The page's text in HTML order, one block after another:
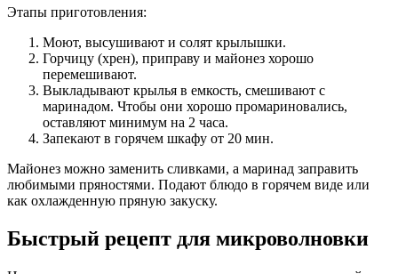
Этапы приготовления:
Моют, высушивают и солят крылышки.
Горчицу (хрен), приправу и майонез хорошо
перемешивают.
Выкладывают крылья в емкость, смешивают с
маринадом. Чтобы они хорошо промариновались,
оставляют минимум на 2 часа.
Запекают в горячем шкафу от 20 мин.
Майонез можно заменить сливками, а маринад заправить
любимыми пряностями. Подают блюдо в горячем виде или
как охлажденную пряную закуску.
Быстрый рецепт для микроволновки